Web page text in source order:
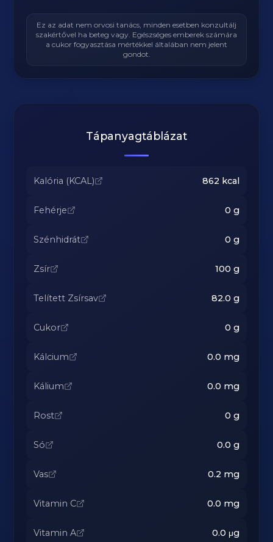
Ez az adat nem orvosi tanács, minden esetben konzultálj
szakértővel ha beteg vagy. Egészséges emberek számára
a cukor fogyasztása mértékkel általában nem jelent
gondot.
Tápanyagtáblázat
Kalória (KCAL) 862 kcal
Fehérje 0 g
Szénhidrát 0 g
Zsír 100 g
Telített Zsírsav 82.0 g
Cukor 0 g
Kálcium 0.0 mg
Kálium 0.0 mg
Rost 0 g
Só 0.0 g
Vas 0.2 mg
Vitamin C 0.0 mg
Vitamin A 0.0 μg